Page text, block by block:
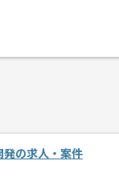
発の求人・案件